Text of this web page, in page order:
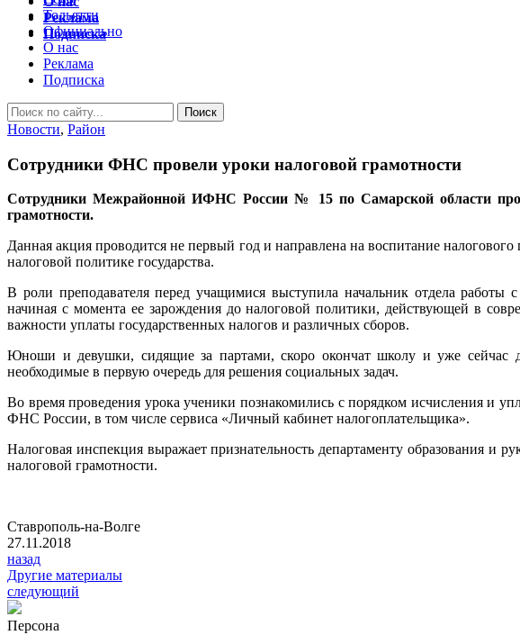
Тольятти
Официально
О нас
Реклама
Подписка
Новости, Район
Сотрудники ФНС провели уроки налоговой грамотности
Сотрудники Межрайонной ИФНС России № 15 по Самарской области
грамотности.
Данная акция проводится не первый год и направлена на воспитание
налоговой политике государства.
В роли преподавателя перед учащимися выступила начальник отдела работы
начиная с момента ее зарождения до налоговой политики, действующей в
важности уплаты государственных налогов и различных сборов.
Юноши и девушки, сидящие за партами, скоро окончат школу и уже сейчас
необходимые в первую очередь для решения социальных задач.
Во время проведения урока ученики познакомились с порядком исчисления и
ФНС России, в том числе сервиса «Личный кабинет налогоплательщика».
Налоговая инспекция выражает признательность департаменту образования и
налоговой грамотности.
Ставрополь-на-Волге
27.11.2018
назад
Другие материалы
следующий
Персона
Реклама
Подписка